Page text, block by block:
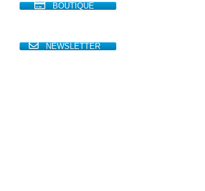
BOUTIQUE
NEWSLETTER